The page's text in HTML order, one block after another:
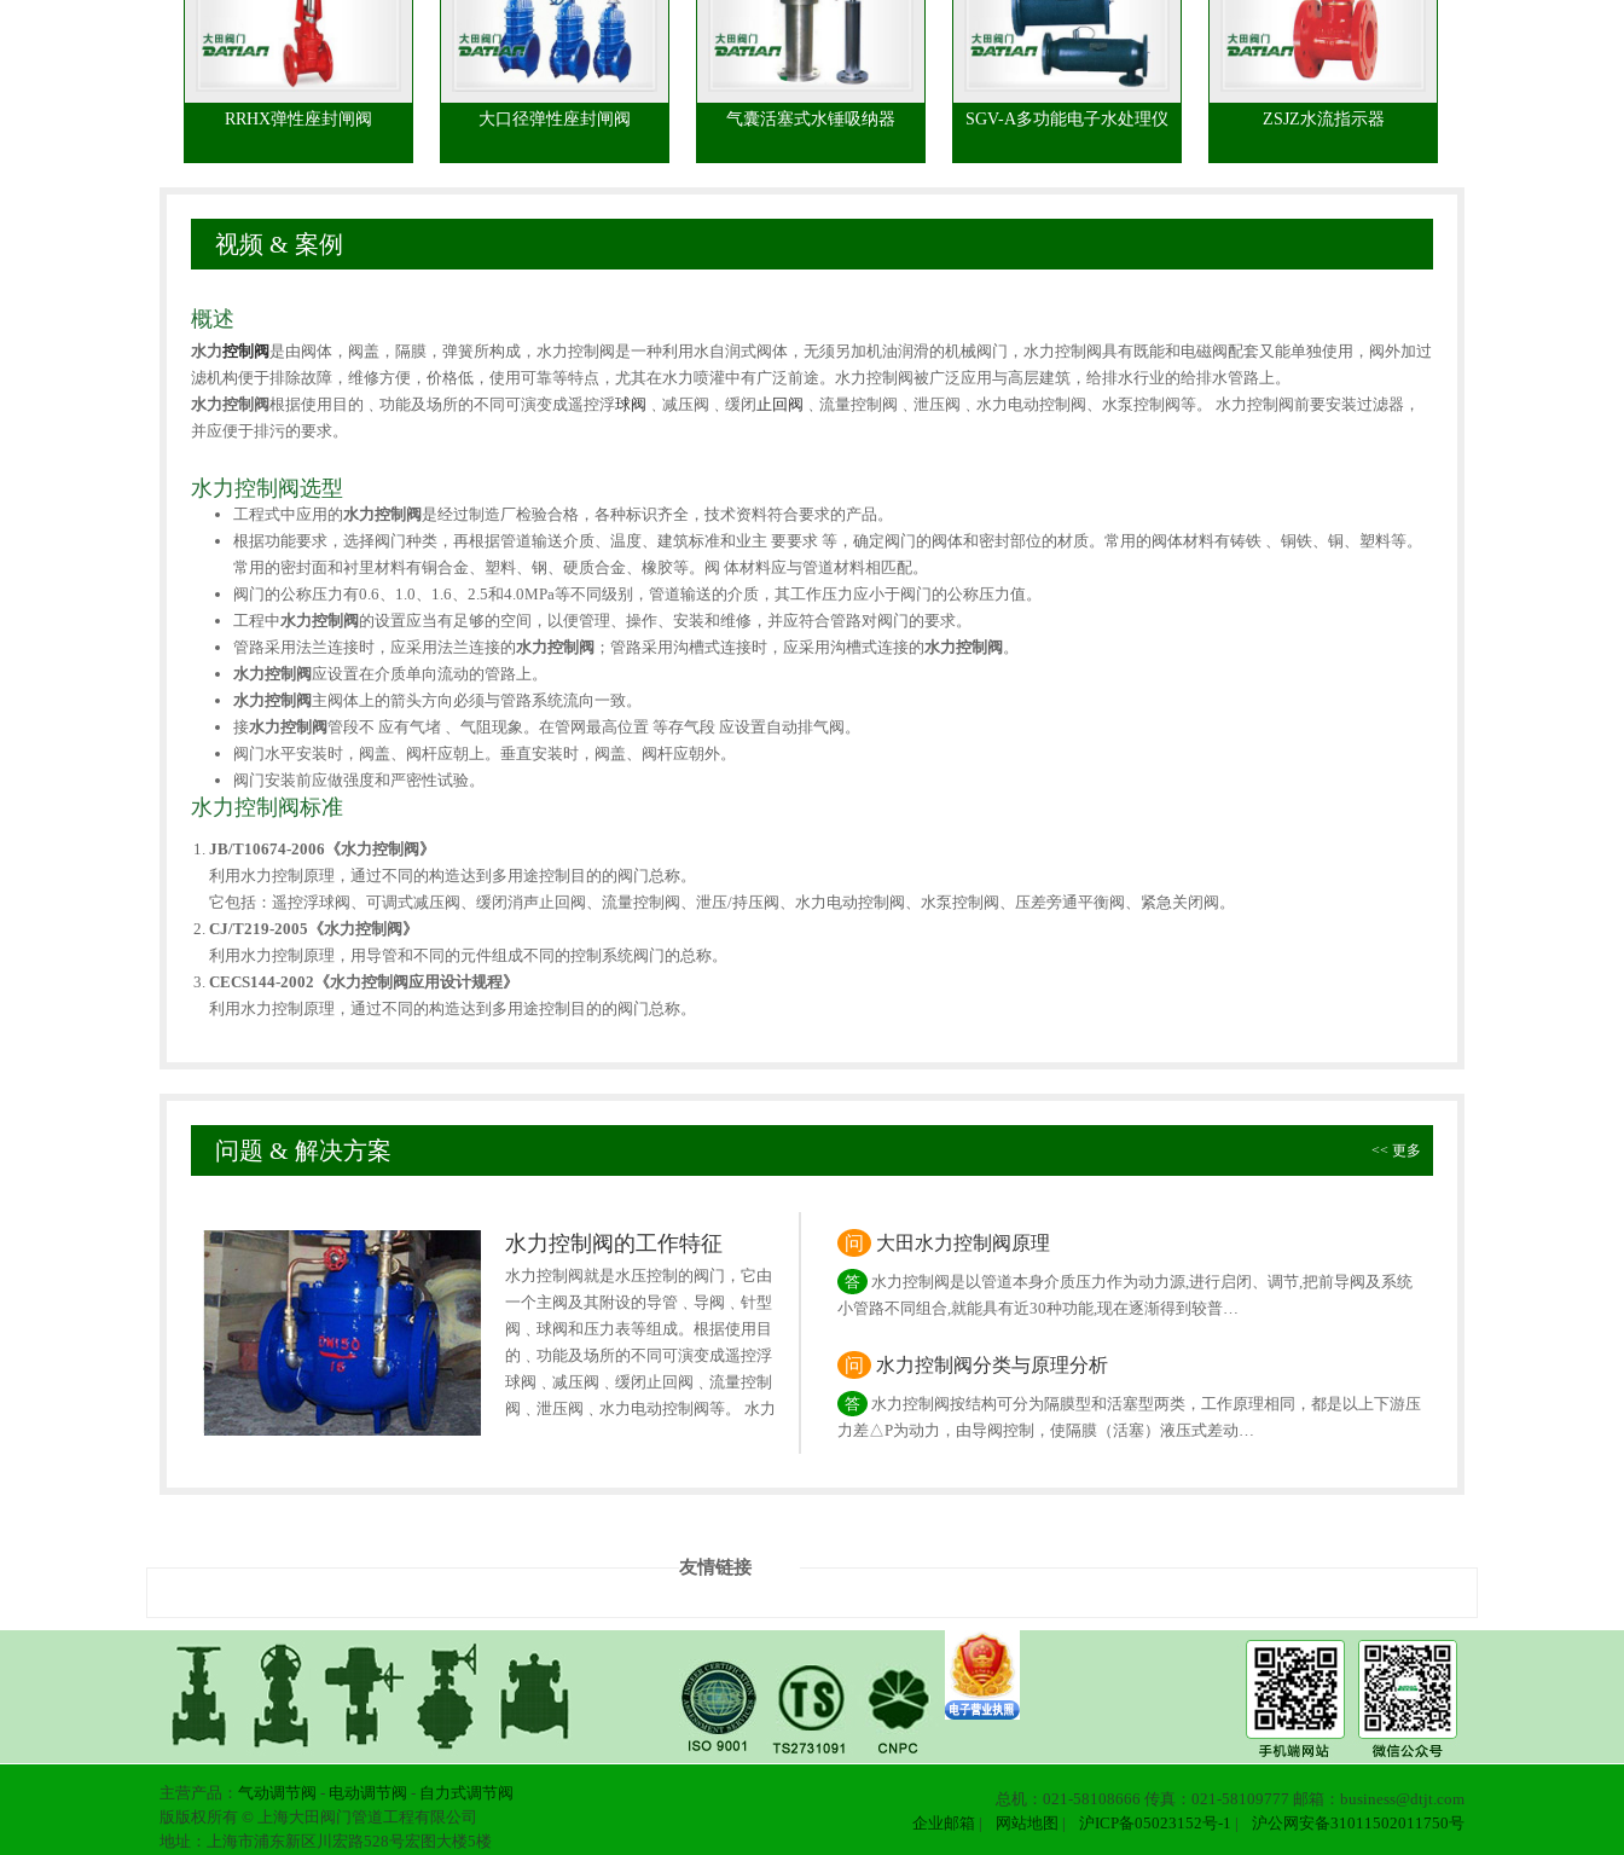
RRHX弹性座封闸阀 大口径弹性座封闸阀 气囊活塞式水锤吸纳器 SGV-A多功能电子水处理仪 ZSJZ水流指示器
视频 & 案例
概述
水力控制阀 是由阀体，阀盖，隔膜，弹簧所构成，水力控制阀是一种利用水自润式阀体，无须另加机油润滑的机械阀门，水力控制阀具有既能和电磁阀配套又能单独使用，阀外加过
滤机构便于排除故障，维修方便，价格低，使用可靠等特点，尤其在水力喷灌中有广泛前途。水力控制阀被广泛应用与高层建筑，给排水行业的给排水管路上。
水力控制阀根据使用目的﹑功能及场所的不同可演变成遥控浮球阀 ﹑减压阀﹑缓闭止回阀 ﹑流量控制阀﹑泄压阀﹑水力电动控制阀、水泵控制阀等。 水力控制阀前要安装过滤器，
并应便于排污的要求。
水力控制阀选型
工程式中应用的水力控制阀 是经过制造厂检验合格，各种标识齐全，技术资料符合要求的产品。
根据功能要求，选择阀门种类，再根据管道输送介质、温度、建筑标准和业主 要要求 等，确定阀门的阀体和密封部位的材质。常用的阀体材料有铸铁 、铜铁、铜、塑料等。
常用的密封面和衬里材料有铜合金、塑料、钢、硬质合金、橡胶等。阀 体材料应与管道材料相匹配。
阀门的公称压力有0.6、1.0、1.6、2.5和4.0MPa等不同级别，管道输送的介质，其工作压力应小于阀门的公称压力值。
工程中水力控制阀 的设置应当有足够的空间，以便管理、操作、安装和维修，并应符合管路对阀门的要求。
管路采用法兰连接时，应采用法兰连接的水力控制阀 ；管路采用沟槽式连接时，应采用沟槽式连接的水力控制阀 。
水力控制阀 应设置在介质单向流动的管路上。
水力控制阀 主阀体上的箭头方向必须与管路系统流向一致。
接水力控制阀管段不 应有气堵 、气阻现象。在管网最高位置 等存气段 应设置自动排气阀。
阀门水平安装时，阀盖、阀杆应朝上。垂直安装时，阀盖、阀杆应朝外。
阀门安装前应做强度和严密性试验。
水力控制阀标准
JB/T10674-2006《水力控制阀》
利用水力控制原理，通过不同的构造达到多用途控制目的的阀门总称。
它包括：遥控浮球阀、可调式减压阀、缓闭消声止回阀、流量控制阀、泄压/持压阀、水力电动控制阀、水泵控制阀、压差旁通平衡阀、紧急关闭阀。
CJ/T219-2005《水力控制阀》
利用水力控制原理，用导管和不同的元件组成不同的控制系统阀门的总称。
CECS144-2002《水力控制阀应用设计规程》
利用水力控制原理，通过不同的构造达到多用途控制目的的阀门总称。
问题 & 解决方案 << 更多
水力控制阀的工作特征
水力控制阀就是水压控制的阀门，它由
一个主阀及其附设的导管﹑导阀﹑针型
阀﹑球阀和压力表等组成。根据使用目
的﹑功能及场所的不同可演变成遥控浮
球阀﹑减压阀﹑缓闭止回阀﹑流量控制
阀﹑泄压阀﹑水力电动控制阀等。 水力
问 大田水力控制阀原理
答 水力控制阀是以管道本身介质压力作为动力源,进行启闭、调节,把前导阀及系统
小管路不同组合,就能具有近30种功能,现在逐渐得到较普…
问 水力控制阀分类与原理分析
答 水力控制阀按结构可分为隔膜型和活塞型两类，工作原理相同，都是以上下游压
力差△P为动力，由导阀控制，使隔膜（活塞）液压式差动…
友情链接
主营产品： 气动调节阀 - 电动调节阀 - 自力式调节阀
版版权所有 © 上海大田阀门管道工程有限公司
地址：上海市浦东新区川宏路528号宏图大楼5楼
总机：021-58108666 传真：021-58109777 邮箱：business@dtjt.com
企业邮箱 | 网站地图 | 沪ICP备05023152号-1 | 沪公网安备31011502011750号